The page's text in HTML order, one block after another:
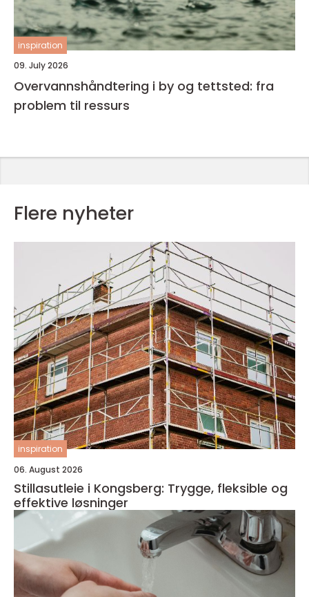
inspiration
09. July 2026
Overvannshåndtering i by og tettsted: fra
problem til ressurs
Flere nyheter
inspiration
06. August 2026
Stillasutleie i Kongsberg: Trygge, fleksible og
effektive løsninger